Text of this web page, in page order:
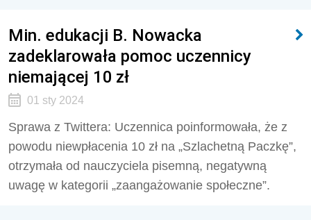
Min. edukacji B. Nowacka
zadeklarowała pomoc uczennicy
niemającej 10 zł
01 sty 2024
Sprawa z Twittera: Uczennica poinformowała, że z
powodu niewpłacenia 10 zł na „Szlachetną Paczkę”,
otrzymała od nauczyciela pisemną, negatywną
uwagę w kategorii „zaangażowanie społeczne”.